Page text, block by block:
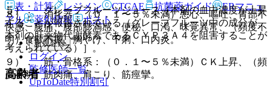
５）． グレープフルーツジュース［本剤の血中濃度が上昇
することが報告されている（グレープフルーツ中の成分が、
本剤の肝薬物代謝酵素であるＣＹＰ３Ａ４を阻害することが
考えられている）］。
高齢者
８）． 消化器：（０．１〜５％未満）悪心、嘔吐、胃部不
快感、腹痛、腹部膨満感、便秘、口渇、味覚異常、（頻度不
明）食欲不振、胸やけ、下痢、口内炎。
９）． 筋・骨格系：（０．１〜５％未満）ＣＫ上昇、（頻
度不明）筋肉痛、肩こり、筋痙攣。
表・計算
レジメン CTCAE 抗菌薬ガイド
ERマニュ
アル
薬剤情報 ポスト
新規登録
ログイン
監修医師一覧
UpToDate特別割引